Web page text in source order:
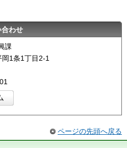
わせ
課
1条1丁目2-1
ページの先頭へ戻る